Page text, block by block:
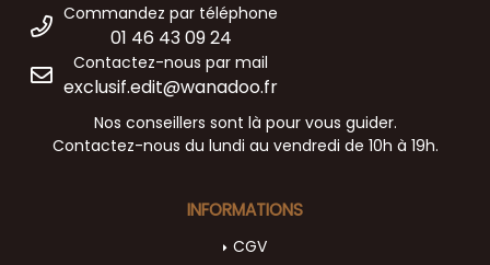
Commandez par téléphone
01 46 43 09 24
Contactez-nous par mail
exclusif.edit@wanadoo.fr
Nos conseillers sont là pour vous guider.
Contactez-nous du lundi au vendredi de 10h à 19h.
INFORMATIONS
CGV